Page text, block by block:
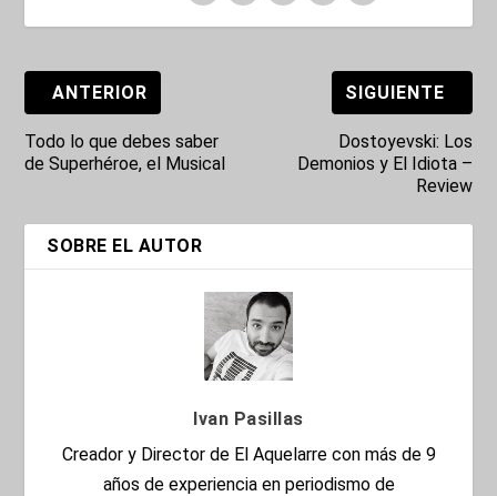
ANTERIOR
Todo lo que debes saber
de Superhéroe, el Musical
SIGUIENTE
Dostoyevski: Los
Demonios y El Idiota –
Review
SOBRE EL AUTOR
Ivan Pasillas
Creador y Director de El Aquelarre con más de 9
años de experiencia en periodismo de